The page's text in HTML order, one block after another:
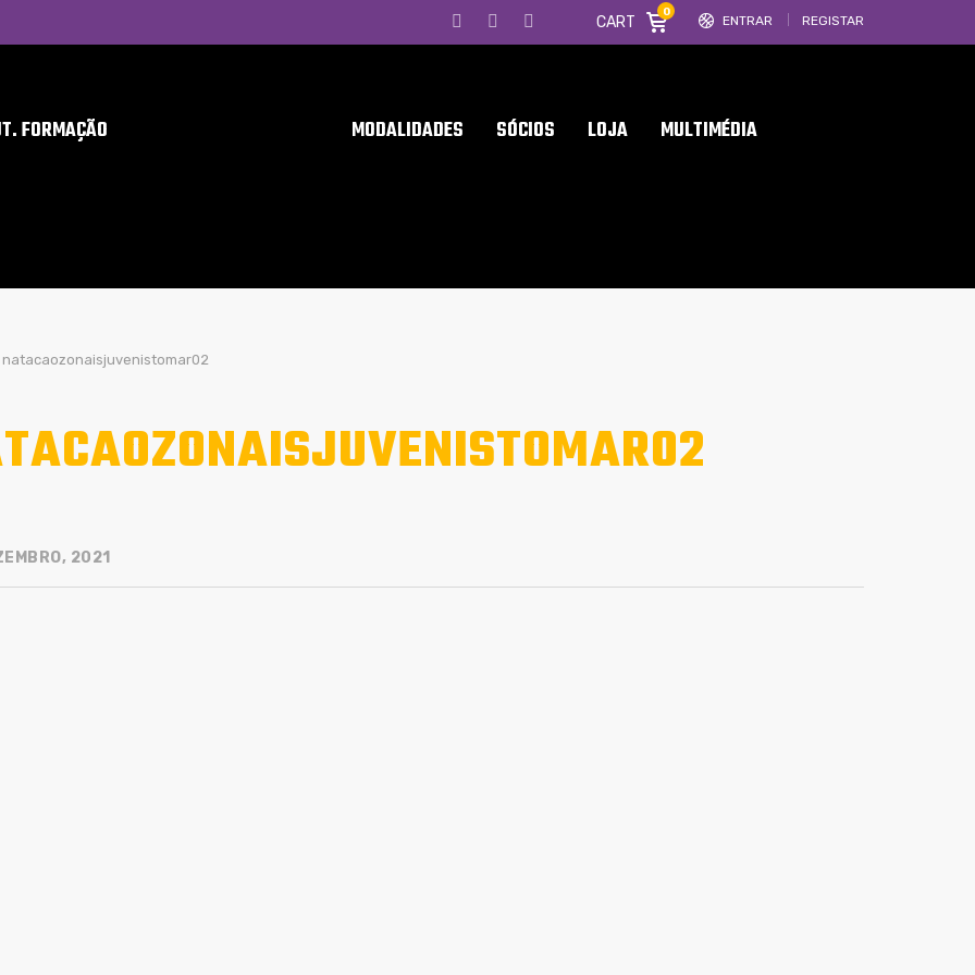
ENTRAR REGISTAR
CART
0
FORMAÇÃO MODALIDADES SÓCIOS LOJA MULTIMÉDIA
natacaozonaisjuvenistomar02
2021